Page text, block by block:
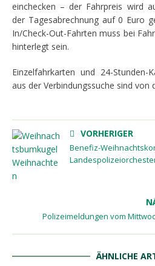
einchecken – der Fahrpreis wird
der Tagesabrechnung auf 0 Euro
In/Check-Out-Fahrten muss bei
hinterlegt sein.
Einzelfahrkarten und 24-
aus der Verbindungssuche sind von
VORHERIGER
Benefiz-
Polizeimeldungen vom
ÄHNLICHE